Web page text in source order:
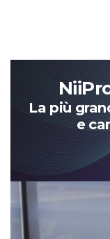
La più
e